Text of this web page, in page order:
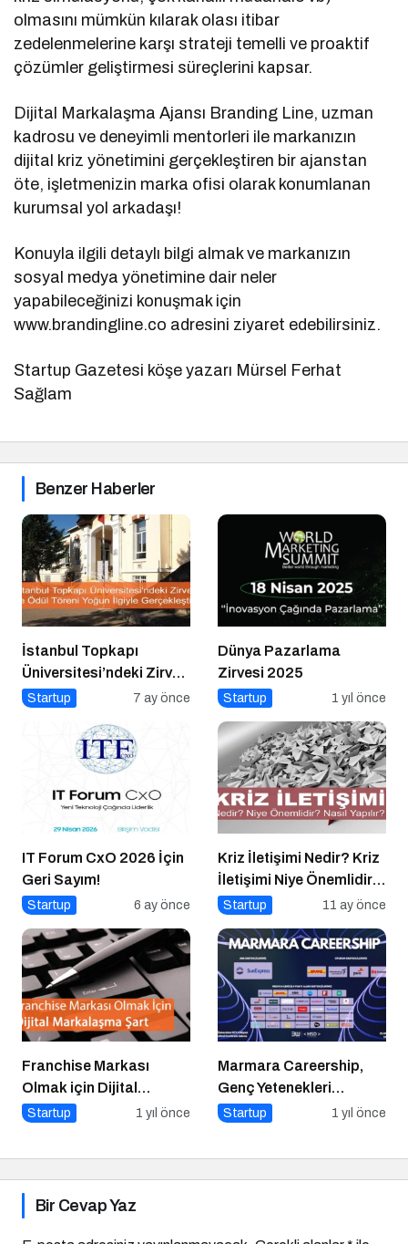
olmasını mümkün kılarak olası itibar
zedelenmelerine karşı strateji temelli ve proaktif
çözümler geliştirmesi süreçlerini kapsar.
Dijital Markalaşma Ajansı Branding Line, uzman
kadrosu ve deneyimli mentorleri ile markanızın
dijital kriz yönetimini gerçekleştiren bir ajanstan
öte, işletmenizin marka ofisi olarak konumlanan
kurumsal yol arkadaşı!
Konuyla ilgili detaylı bilgi almak ve markanızın
sosyal medya yönetimine dair neler
yapabileceğinizi konuşmak için
www.brandingline.co adresini ziyaret edebilirsiniz.
Startup Gazetesi köşe yazarı Mürsel Ferhat
Sağlam
Benzer Haberler
İstanbul Topkapı
Üniversitesi’ndeki Zirve
ve Ödül Töreni Yoğun
Startup 7 ay önce
Dünya Pazarlama
Zirvesi 2025
Startup 1 yıl önce
IT Forum CxO 2026 İçin
Geri Sayım!
Startup 6 ay önce
Kriz İletişimi Nedir? Kriz
İletişimi Niye Önemlidir?
Kriz İletişimi Nasıl
Startup 11 ay önce
Franchise Markası
Olmak için Dijital
Markalaşma Şart
Startup 1 yıl önce
Marmara Careership,
Genç Yetenekleri
Geleceğin İş Dünyasıyla
Startup 1 yıl önce
Bir Cevap Yaz